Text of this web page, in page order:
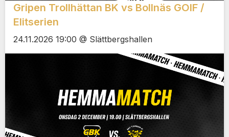
Gripen Trollhättan BK vs Bollnäs GOIF /
Elitserien
24.11.2026 19:00 @ Slättbergshallen